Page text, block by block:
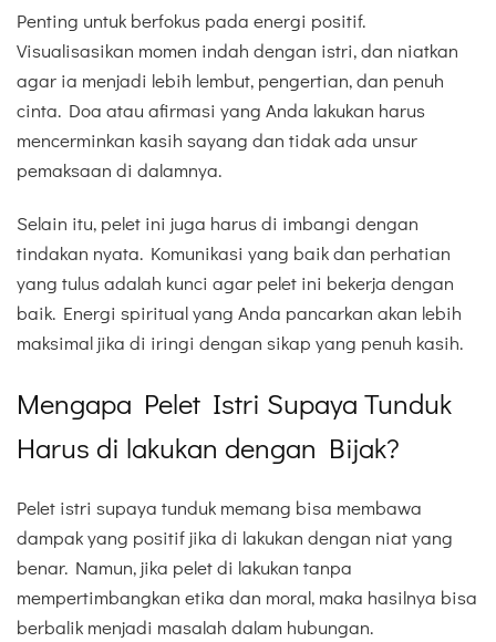
Penting untuk berfokus pada energi positif.
Visualisasikan momen indah dengan istri, dan niatkan
agar ia menjadi lebih lembut, pengertian, dan penuh
cinta. Doa atau afirmasi yang Anda lakukan harus
mencerminkan kasih sayang dan tidak ada unsur
pemaksaan di dalamnya.
Selain itu, pelet ini juga harus di imbangi dengan
tindakan nyata. Komunikasi yang baik dan perhatian
yang tulus adalah kunci agar pelet ini bekerja dengan
baik. Energi spiritual yang Anda pancarkan akan lebih
maksimal jika di iringi dengan sikap yang penuh kasih.
Mengapa Pelet Istri Supaya Tunduk
Harus di lakukan dengan Bijak?
Pelet istri supaya tunduk memang bisa membawa
dampak yang positif jika di lakukan dengan niat yang
benar. Namun, jika pelet di lakukan tanpa
mempertimbangkan etika dan moral, maka hasilnya bisa
berbalik menjadi masalah dalam hubungan.